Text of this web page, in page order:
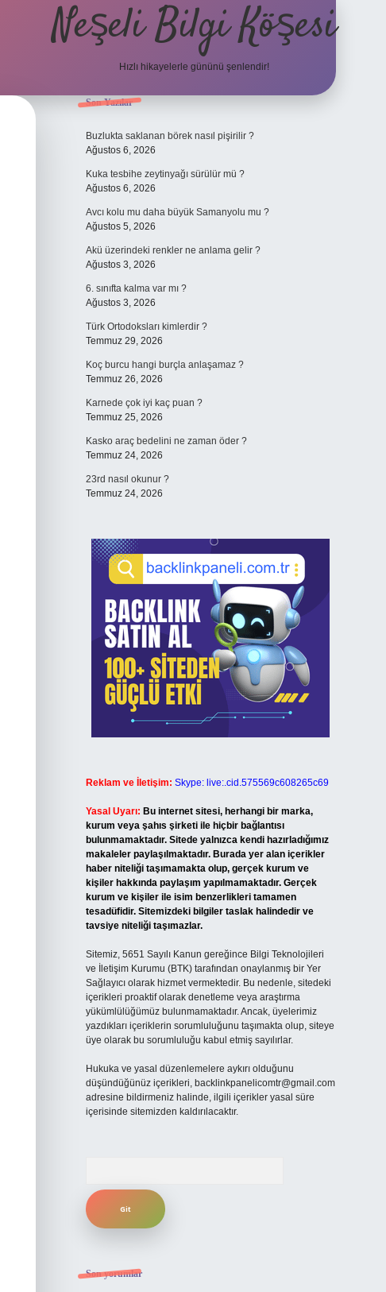
Neşeli Bilgi Köşesi
Hızlı hikayelerle gününü şenlendir!
Sidebar
Son Yazılar
Buzlukta saklanan börek nasıl pişirilir ?
Ağustos 6, 2026
Kuka tesbihe zeytinyağı sürülür mü ?
Ağustos 6, 2026
Avcı kolu mu daha büyük Samanyolu mu ?
Ağustos 5, 2026
Akü üzerindeki renkler ne anlama gelir ?
Ağustos 3, 2026
6. sınıfta kalma var mı ?
Ağustos 3, 2026
Türk Ortodoksları kimlerdir ?
Temmuz 29, 2026
Koç burcu hangi burçla anlaşamaz ?
Temmuz 26, 2026
Karnede çok iyi kaç puan ?
Temmuz 25, 2026
Kasko araç bedelini ne zaman öder ?
Temmuz 24, 2026
23rd nasıl okunur ?
Temmuz 24, 2026
Reklam ve İletişim: Skype: live:.cid.575569c608265c69
Yasal Uyarı: Bu internet sitesi, herhangi bir marka,
kurum veya şahıs şirketi ile hiçbir bağlantısı
bulunmamaktadır. Sitede yalnızca kendi hazırladığımız
makaleler paylaşılmaktadır. Burada yer alan içerikler
haber niteliği taşımamakta olup, gerçek kurum ve
kişiler hakkında paylaşım yapılmamaktadır. Gerçek
kurum ve kişiler ile isim benzerlikleri tamamen
tesadüfidir. Sitemizdeki bilgiler taslak halindedir ve
tavsiye niteliği taşımazlar.
Sitemiz, 5651 Sayılı Kanun gereğince Bilgi Teknolojileri
ve İletişim Kurumu (BTK) tarafından onaylanmış bir Yer
Sağlayıcı olarak hizmet vermektedir. Bu nedenle, sitedeki
içerikleri proaktif olarak denetleme veya araştırma
yükümlülüğümüz bulunmamaktadır. Ancak, üyelerimiz
yazdıkları içeriklerin sorumluluğunu taşımakta olup, siteye
üye olarak bu sorumluluğu kabul etmiş sayılırlar.
Hukuka ve yasal düzenlemelere aykırı olduğunu
düşündüğünüz içerikleri, backlinkpanelicomtr@gmail.com
adresine bildirmeniz halinde, ilgili içerikler yasal süre
içerisinde sitemizden kaldırılacaktır.
Son yorumlar
mobil giriş en iyi bahis siteleri